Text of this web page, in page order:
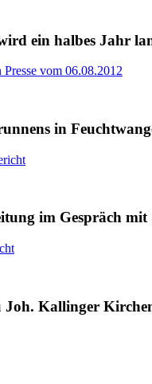
ein halbes Jahr
Presse vom 06.08.2012
in
im Gespräch mit
Joh. Kallinger